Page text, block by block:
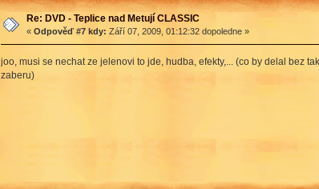
Re: DVD - Teplice nad Metují CLASSIC
« Odpověď #7 kdy: Září 07, 2009, 01:12:32 dopoledne »
joo, musi se nechat ze jelenovi to jde, hudba, efekty,... (co by delal bez
zaberu)